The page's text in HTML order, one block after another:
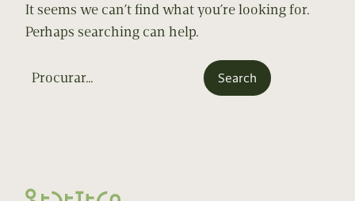
It seems we can’t find what you’re looking for.
Perhaps searching can help.